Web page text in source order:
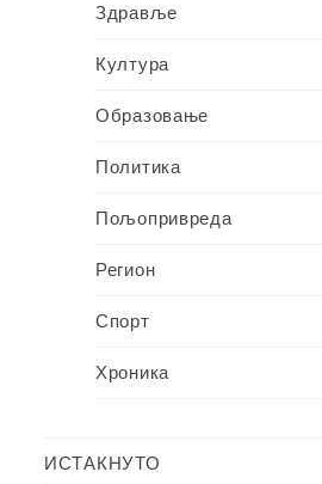
Здравље
Култура
Образовање
Политика
Пољопривреда
Регион
Спорт
Хроника
ИСТАКНУТО